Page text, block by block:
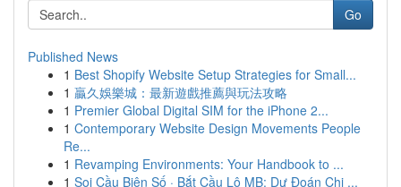
Go
Published News
1 Best Shopify Website Setup Strategies for Small...
1 贏久娛樂城：最新遊戲推薦與玩法攻略
1 Premier Global Digital SIM for the iPhone 2...
1 Contemporary Website Design Movements People
Re...
1 Revamping Environments: Your Handbook to ...
1 Soi Cầu Biên Số · Bắt Cầu Lô MB: Dự Đoán Chi ...